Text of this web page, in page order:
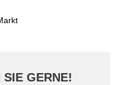
SIE GERNE!